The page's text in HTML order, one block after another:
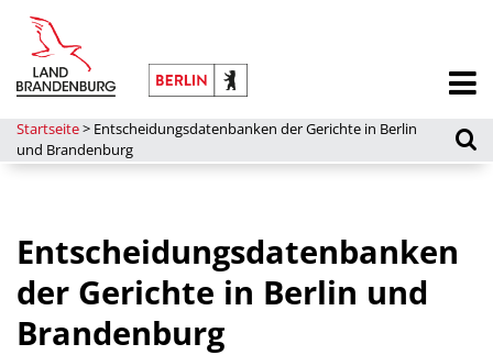
Startseite> Entscheidungsdatenbanken der Gerichte in Berlin
und Brandenburg
Entscheidungsdatenbanken
der Gerichte in Berlin und
Brandenburg